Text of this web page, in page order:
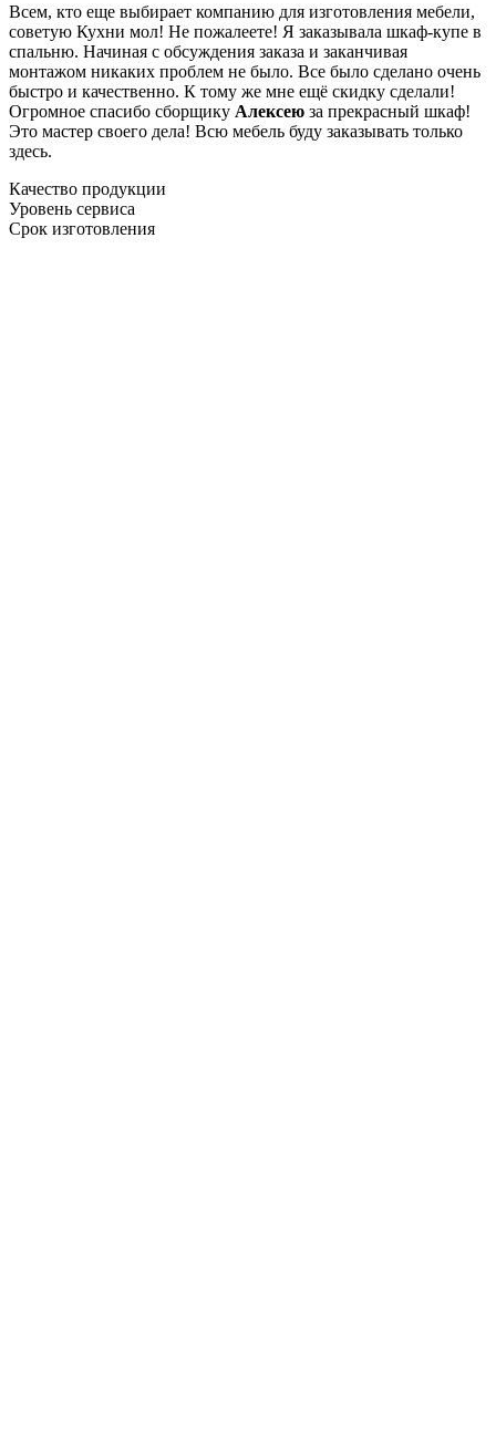
Всем, кто еще выбирает компанию для изготовления мебели,
советую Кухни мол! Не пожалеете! Я заказывала шкаф-купе в
спальню. Начиная с обсуждения заказа и заканчивая
монтажом никаких проблем не было. Все было сделано очень
быстро и качественно. К тому же мне ещё скидку сделали!
Огромное спасибо сборщику Алексею за прекрасный шкаф!
Это мастер своего дела! Всю мебель буду заказывать только
здесь.
Качество продукции
Уровень сервиса
Срок изготовления